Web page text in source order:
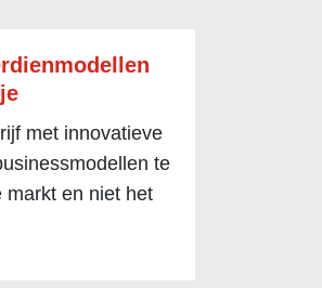
met innovatieve
te
markt en niet het